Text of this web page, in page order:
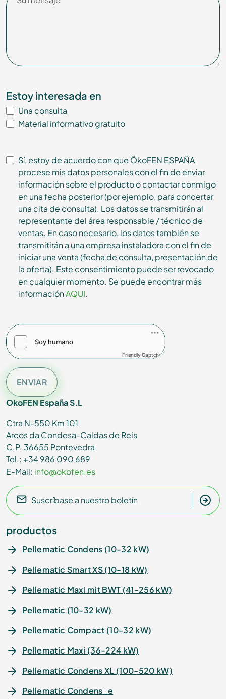
Estoy interesada en
Una consulta
Material informativo gratuito
Sí, estoy de acuerdo con que ÖkoFEN ESPAÑA
procese mis datos personales con el fin de enviar
información sobre el producto o contactar conmigo
en una fecha posterior (por ejemplo, para concertar
una cita de consulta). Los datos se transmitirán al
representante del área responsable / técnico de
ventas. En caso necesario, los datos también se
transmitirán a una empresa instaladora con el fin de
iniciar una venta (fecha de consulta, presentación de
la oferta). Este consentimiento puede ser revocado
en cualquier momento. Se puede encontrar más
informaciónAQUI.
Friendly Captcha
ENVIAR
OkoFEN España S.L
Ctra N-550 Km 101
Arcos da Condesa-Caldas de Reis
C.P. 36655 Pontevedra
Tel.: +34 986 090 689
E-Mail: info@okofen.es
Suscríbase a nuestro boletín
productos
Pellematic Condens (10-32 kW)
Pellematic Smart XS (10-18 kW)
Pellematic Maxi mit BWT (41-256 kW)
Pellematic (10-32 kW)
Pellematic Compact (10-32 kW)
Pellematic Maxi (36-224 kW)
Pellematic Condens XL (100-520 kW)
Pellematic Condens_e